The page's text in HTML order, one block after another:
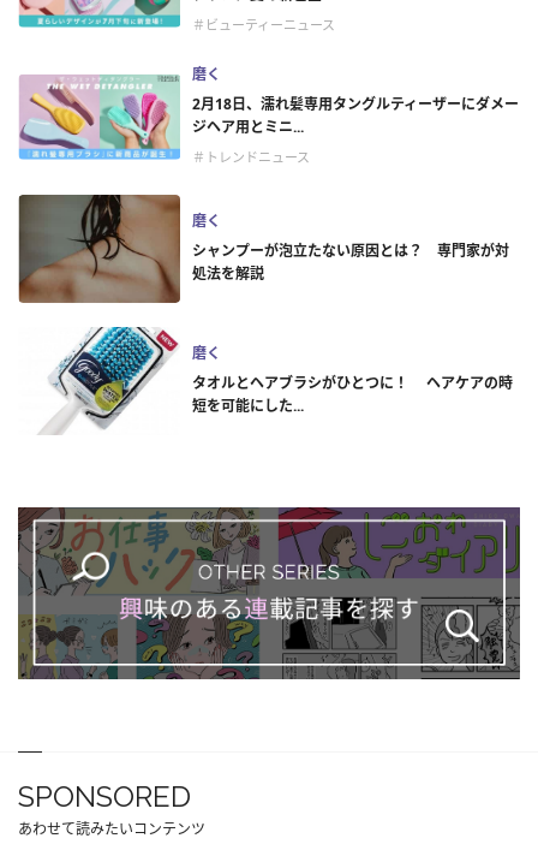
＃ビューティーニュース
磨く
2月18日、濡れ髪専用タングルティーザーにダメー
ジヘア用とミニ...
＃トレンドニュース
磨く
シャンプーが泡立たない原因とは？ 専門家が対
処法を解説
磨く
タオルとヘアブラシがひとつに！ ヘアケアの時
短を可能にした...
SPONSORED
あわせて読みたいコンテンツ